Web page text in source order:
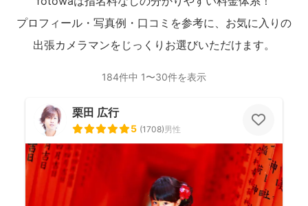
プロフィール・写真例・口コミを参考に、お気に入りの
出張カメラマンをじっくりお選びいただけます。
184件中 1〜30件を表示
栗田 広行
5 (1708)男性